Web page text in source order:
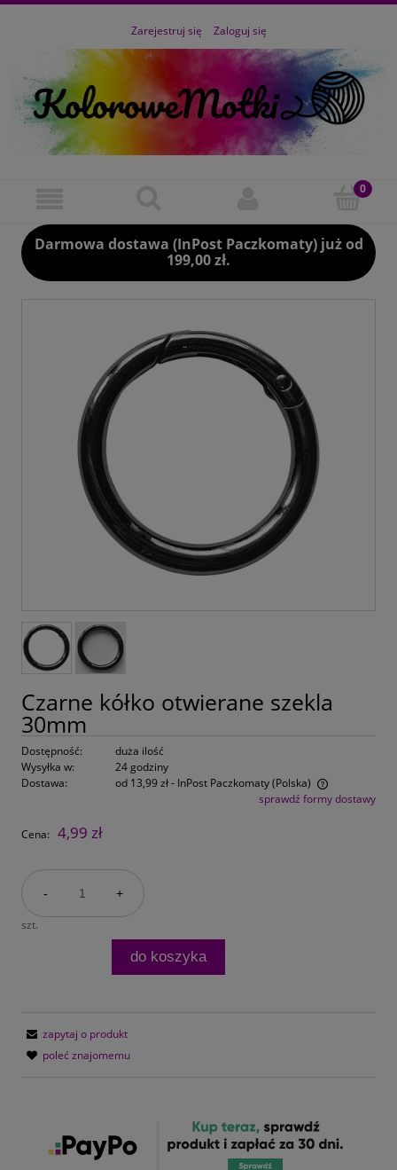
Zarejestruj się Zaloguj się
Darmowa dostawa (InPost Paczkomaty) już od
199,00 zł.
Czarne kółko otwierane szekla
30mm
Dostępność:
duża ilość
Wysyłka w:
24 godziny
Dostawa:
od 13,99 zł- InPost Paczkomaty(Polska)
Cena nie zawiera ewentualnych kosztów płatnościsprawdź formy dostawy
Cena: 4,99 zł
- +
szt.
do koszyka
zapytaj o produkt
poleć znajomemu